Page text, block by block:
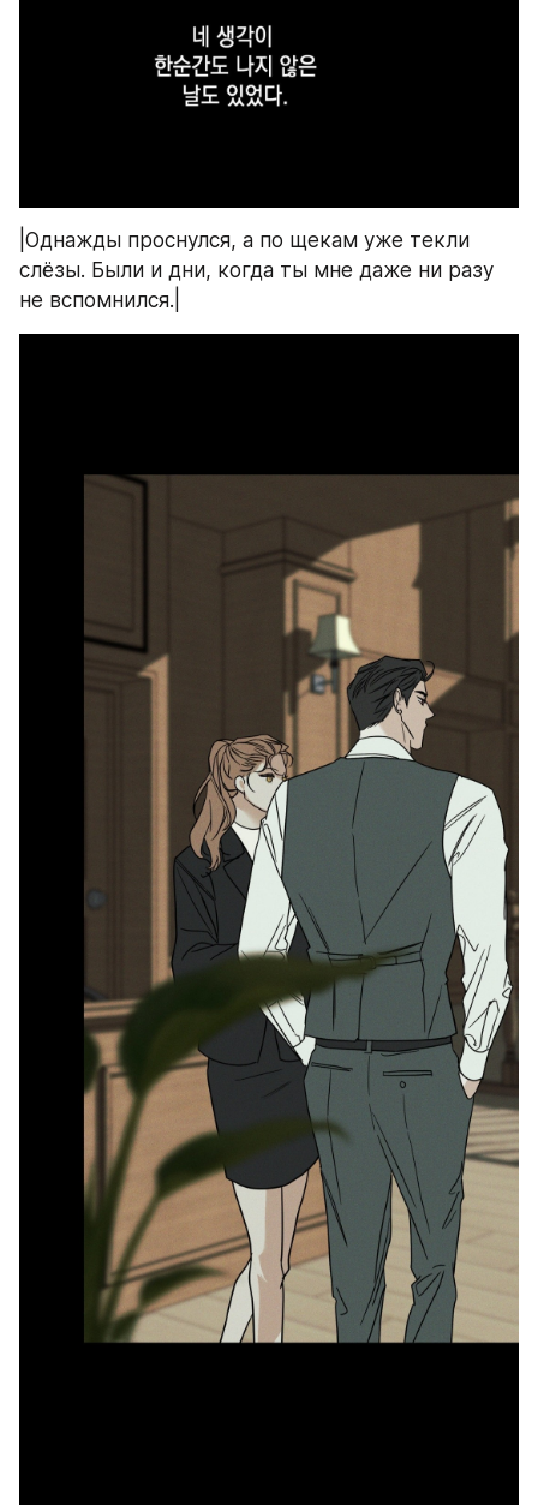
|Однажды проснулся, а по щекам уже текли
слёзы. Были и дни, когда ты мне даже ни разу
не вспомнился.|